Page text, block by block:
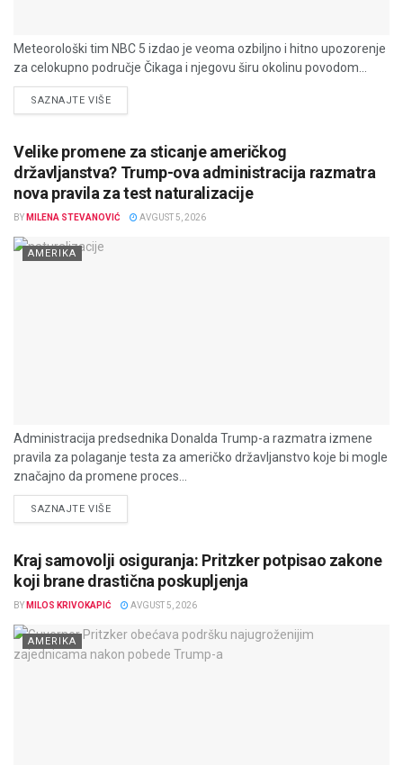
Meteorološki tim NBC 5 izdao je veoma ozbiljno i hitno upozorenje
za celokupno područje Čikaga i njegovu širu okolinu povodom...
SAZNAJTE VIŠEDETAILS
Velike promene za sticanje američkog
državljanstva? Trump-ova administracija razmatra
nova pravila za test naturalizacije
BY MILENA STEVANOVIĆ AVGUST 5, 2026
AMERIKA
Administracija predsednika Donalda Trump-a razmatra izmene
pravila za polaganje testa za američko državljanstvo koje bi mogle
značajno da promene proces...
SAZNAJTE VIŠEDETAILS
Kraj samovolji osiguranja: Pritzker potpisao zakone
koji brane drastična poskupljenja
BY MILOS KRIVOKAPIĆ AVGUST 5, 2026
AMERIKA